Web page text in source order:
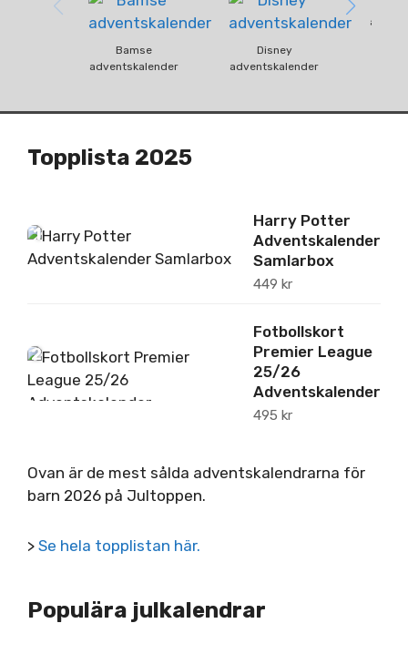
Bamse
adventskalender
Disney
adventskalender
Topplista 2025
1
Harry Potter
Adventskalender
Samlarbox
449 kr
2
Fotbollskort
Premier League
25/26
Adventskalender
495 kr
Ovan är de mest sålda adventskalendrarna för
barn 2026 på Jultoppen.
> Se hela topplistan här.
Populära julkalendrar